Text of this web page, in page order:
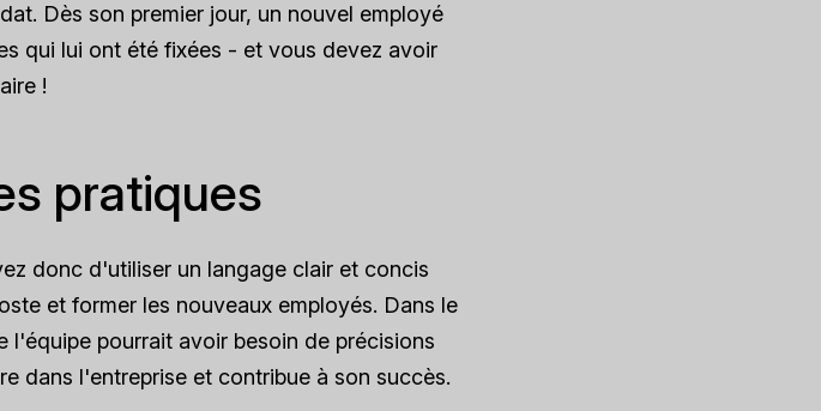
Dès son premier jour, un nouvel employé
qui lui ont été fixées - et vous devez avoir
!
pratiques
donc d'utiliser un langage clair et concis
et former les nouveaux employés. Dans le
l'équipe pourrait avoir besoin de précisions
dans l'entreprise et contribue à son succès.